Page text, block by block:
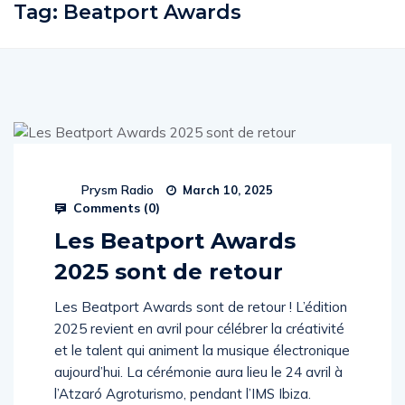
Tag: Beatport Awards
Prysm Radio March 10, 2025
Comments (0)
Les Beatport Awards
2025 sont de retour
Les Beatport Awards sont de retour ! L’édition
2025 revient en avril pour célébrer la créativité
et le talent qui animent la musique électronique
aujourd’hui. La cérémonie aura lieu le 24 avril à
l’Atzaró Agroturismo, pendant l’IMS Ibiza.